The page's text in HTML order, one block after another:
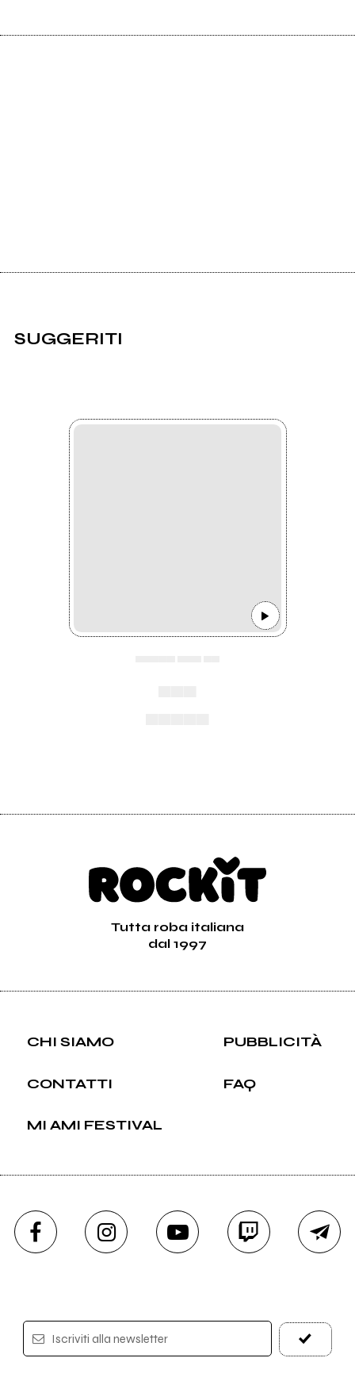
SUGGERITI
Tutta roba italiana
dal 1997
CHI SIAMO PUBBLICITÀ
CONTATTI FAQ
MI AMI FESTIVAL
Iscriviti alla newsletter